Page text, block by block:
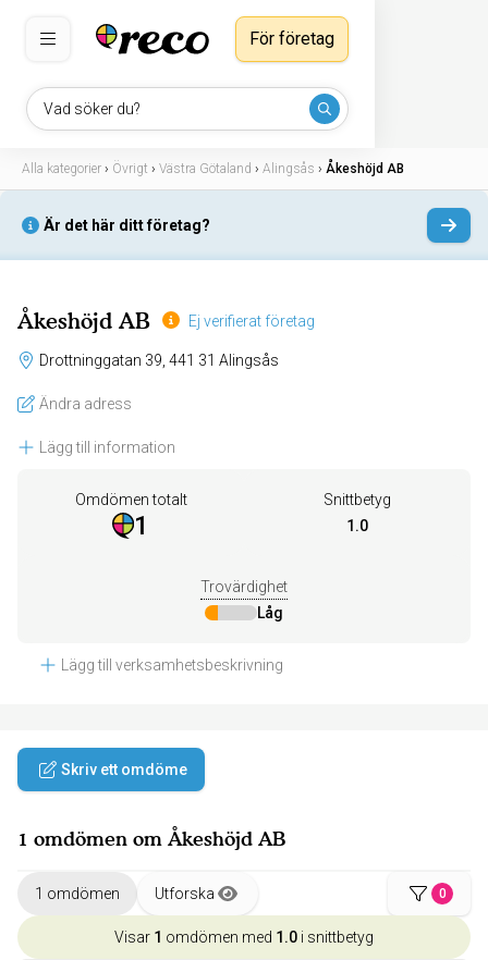
Vad söker du?
För företag
Alla kategorier › Övrigt › Västra Götaland › Alingsås › Åkeshöjd AB
Är det här ditt företag?
Åkeshöjd AB Ej verifierat företag
Drottninggatan 39, 441 31 Alingsås
Ändra adress
Lägg till information
Omdömen totalt
1
Snittbetyg
1.0
Trovärdighet
Låg
Lägg till verksamhetsbeskrivning
Skriv ett omdöme
1 omdömen om Åkeshöjd AB
1 omdömen Utforska 0
Visar 1 omdömen med 1.0 i snittbetyg